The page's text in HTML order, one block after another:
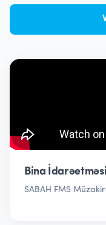
Bina
SABAH FMS